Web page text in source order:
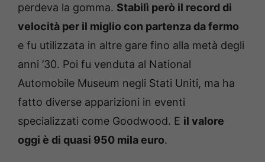
perdeva la gomma. Stabilì però il record di
velocità per il miglio con partenza da fermo
e fu utilizzata in altre gare fino alla metà degli
anni ’30. Poi fu venduta al National
Automobile Museum negli Stati Uniti, ma ha
fatto diverse apparizioni in eventi
specializzati come Goodwood. E il valore
oggi è di quasi 950 mila euro.